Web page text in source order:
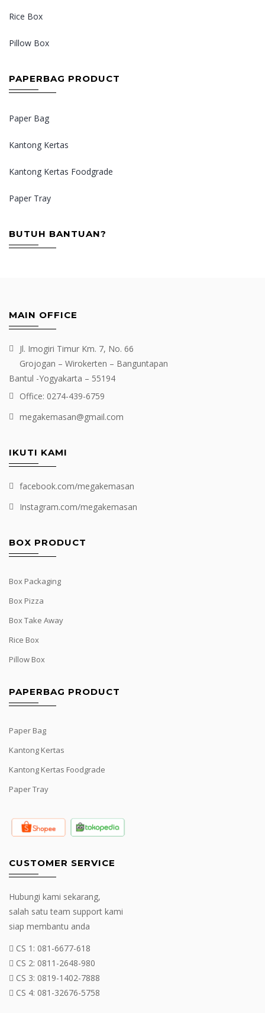
Rice Box
Pillow Box
PAPERBAG PRODUCT
Paper Bag
Kantong Kertas
Kantong Kertas Foodgrade
Paper Tray
BUTUH BANTUAN?
MAIN OFFICE
Jl. Imogiri Timur Km. 7, No. 66
Grojogan – Wirokerten – Banguntapan
Bantul -Yogyakarta – 55194
Office: 0274-439-6759
megakemasan@gmail.com
IKUTI KAMI
facebook.com/megakemasan
Instagram.com/megakemasan
BOX PRODUCT
Box Packaging
Box Pizza
Box Take Away
Rice Box
Pillow Box
PAPERBAG PRODUCT
Paper Bag
Kantong Kertas
Kantong Kertas Foodgrade
Paper Tray
CUSTOMER SERVICE
Hubungi kami sekarang,
salah satu team support kami
siap membantu anda
CS 1: 081-6677-618
CS 2: 0811-2648-980
CS 3: 0819-1402-7888
CS 4: 081-32676-5758